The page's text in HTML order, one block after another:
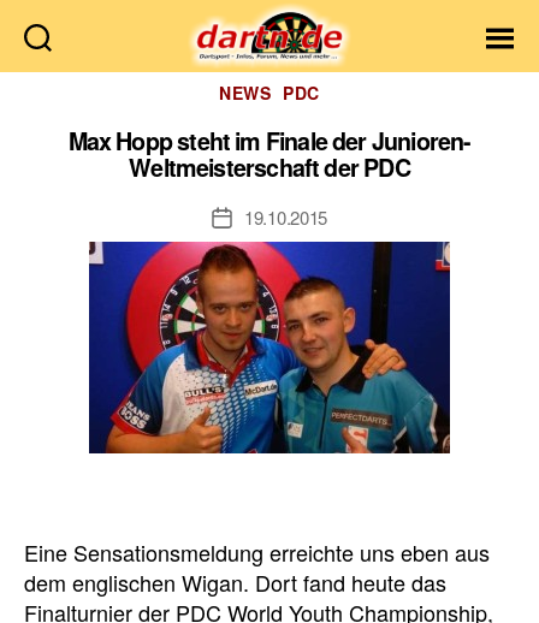
Dartn.de
Kategorien
NEWS PDC
Max Hopp steht im Finale der Junioren-
Weltmeisterschaft der PDC
Veröffentlichungsdatum
19.10.2015
Eine Sensationsmeldung erreichte uns eben aus
dem englischen Wigan. Dort fand heute das
Finalturnier der PDC World Youth Championship,